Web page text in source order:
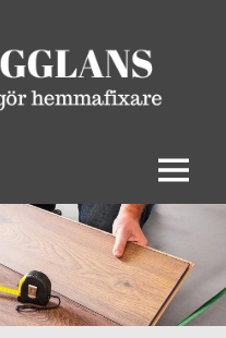
Meny